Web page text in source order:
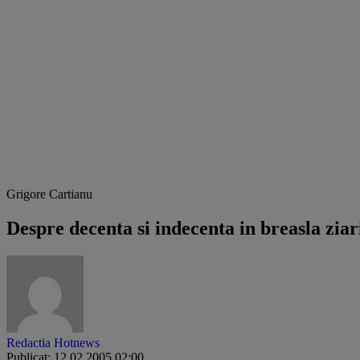
Grigore Cartianu
Despre decenta si indecenta in breasla
Redactia Hotnews
Publicat: 12.02.2005 02:00